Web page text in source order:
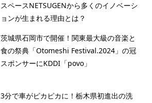
スペースNETSUGENから多くのイノベーシ
ョンが生まれる理由とは？
茨城県石岡市で開催！関東最大級の音楽と
食の祭典「Otomeshi Festival.2024」の冠
スポンサーにKDDI「povo」
3分で車がピカピカに！栃木県初進出の洗